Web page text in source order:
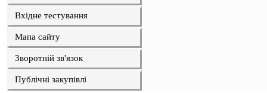
Вхідне тестування
Мапа сайту
Зворотній зв'язок
Публічні закупівлі